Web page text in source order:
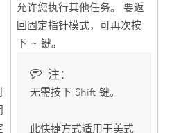
允许您执行其他任务。 要返
回固定指针模式，可再次按
下 ~ 键。
注：
无需按下 Shift 键。
此快捷方式适用于美式